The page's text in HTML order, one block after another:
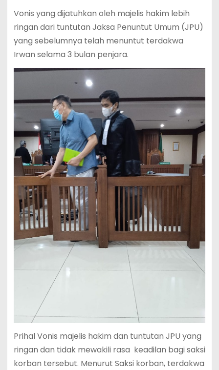
Vonis yang dijatuhkan oleh majelis hakim lebih
ringan dari tuntutan Jaksa Penuntut Umum (JPU)
yang sebelumnya telah menuntut terdakwa
Irwan selama 3 bulan penjara.
Prihal Vonis majelis hakim dan tuntutan JPU yang
ringan dan tidak mewakili rasa keadilan bagi saksi
korban tersebut. Menurut Saksi korban, terdakwa